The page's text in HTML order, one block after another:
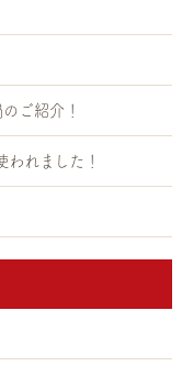
ご紹介！
われました！